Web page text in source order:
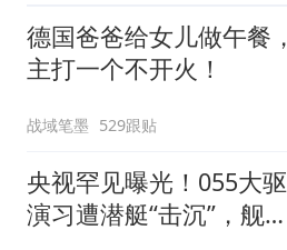
德国爸爸给女儿做午餐，
主打一个不开火！
战域笔墨 529跟贴
央视罕见曝光！055大驱
演习遭潜艇“击沉”，舰长